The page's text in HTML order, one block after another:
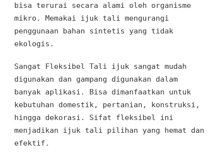
bisa terurai secara alami oleh organisme
mikro . Memakai ijuk tali mengurangi
penggunaan bahan sintetis yang tidak
ekologis.
Sangat Fleksibel Tali ijuk sangat mudah
digunakan dan gampang digunakan dalam
banyak aplikasi. Bisa dimanfaatkan untuk
kebutuhan domestik, pertanian , konstruksi ,
hingga dekorasi . Sifat fleksibel ini
menjadikan ijuk tali
pilihan yang hemat dan
efektif.